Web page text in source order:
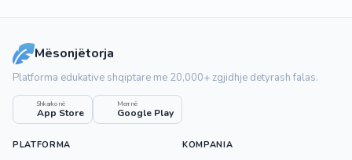
Mësonjëtorja
Platforma edukative shqiptare me 20,000+ zgjidhje detyrash falas.
Shkarko në
App Store
Merr në
Google Play
PLATFORMA KOMPANIA